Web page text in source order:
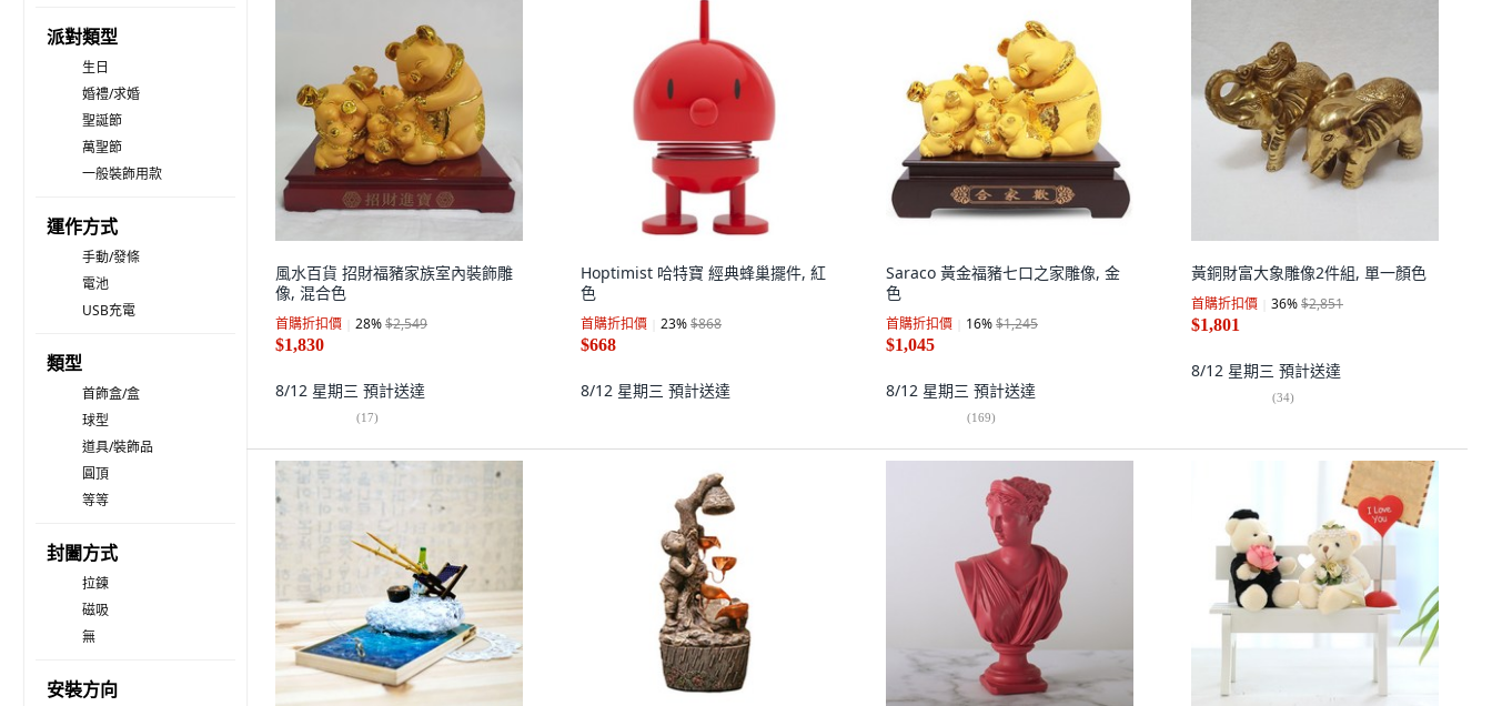
派對類型
生日
婚禮/求婚
聖誕節
萬聖節
一般裝飾用款
運作方式
手動/發條
電池
USB充電
類型
首飾盒/盒
球型
道具/裝飾品
圓頂
等等
封闔方式
拉鍊
磁吸
無
安裝方向
風水百貨 招財福豬家族室內裝飾雕
像, 混合色
首購折扣價 28%$2,549
$1,830
8/12 星期三 預計送達
(17)
Hoptimist 哈特寶 經典蜂巢擺件, 紅
色
首購折扣價 23%$868
$668
8/12 星期三 預計送達
Saraco 黃金福豬七口之家雕像, 金
色
首購折扣價 16%$1,245
$1,045
8/12 星期三 預計送達
(169)
黃銅財富大象雕像2件組, 單一顏色
首購折扣價 36%$2,851
$1,801
8/12 星期三 預計送達
(34)